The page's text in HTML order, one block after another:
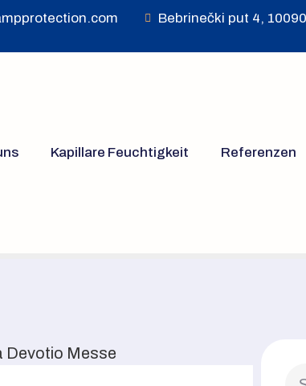
Bebrinečki put 4,
Kapillare Feuchtigkeit Referenzen